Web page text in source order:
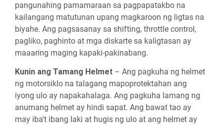
pangunahing pamamaraan sa pagpapatakbo na
kailangang matutunan upang magkaroon ng ligtas na
biyahe. Ang pagsasanay sa shifting, throttle control,
pagliko, paghinto at mga diskarte sa kaligtasan ay
maaaring maging kapaki-pakinabang.
Kunin ang Tamang Helmet – Ang pagkuha ng helmet
ng motorsiklo na talagang mapoprotektahan ang
iyong ulo ay napakahalaga. Ang pagkuha lamang ng
anumang helmet ay hindi sapat. Ang bawat tao ay
may iba't ibang laki at hugis ng ulo at ang helmet ay